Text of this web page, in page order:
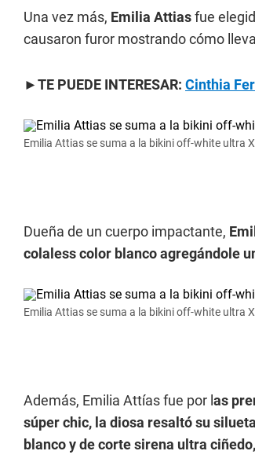
Una vez más, Emilia Attiasfue
causaron furor mostrando cómo
►TE PUEDE INTERESAR: Cinthia
Emilia Attias se suma a la bikini off-white ultra
Dueña de un cuerpo impactante,
colaless color blanco agregándole
Emilia Attias se suma a la bikini off-white ultra
Además, Emilia Attías fue por l as
súper chic, la diosa resaltó su
blanco y de corte sirena ultra